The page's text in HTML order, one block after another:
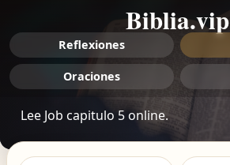
Biblia.vip
Reflexiones
Oraciones
Lee Job capitulo 5 online.